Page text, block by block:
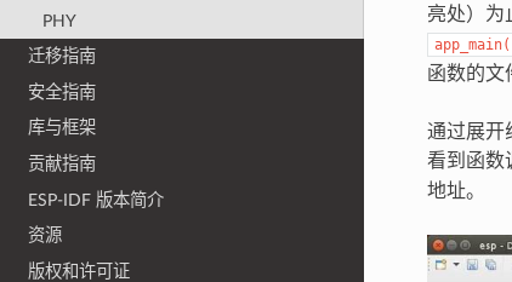
PHY
迁移指南
安全指南
库与框架
贡献指南
ESP-IDF 版本简介
资源
版权和许可证
亮处）为
函数的文
通过展开
看到函数
地址。